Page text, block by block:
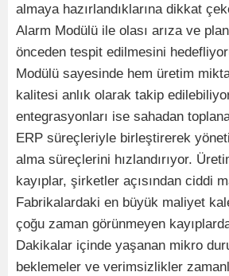
almaya hazırlandıklarına dikkat
Alarm Modülü ile olası arıza ve
önceden tespit edilmesini
Modülü sayesinde hem üretim
kalitesi anlık olarak takip
entegrasyonları ise sahadan
ERP süreçleriyle birleştirerek
alma süreçlerini hızlandırıyor.
kayıplar, şirketler açısından ciddi
Fabrikalardaki en büyük maliyet
çoğu zaman görünmeyen
Dakikalar içinde yaşanan mikro
beklemeler ve verimsizlikler